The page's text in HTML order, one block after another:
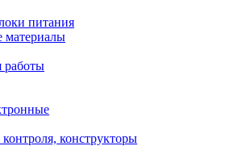
питания
материалы
работы
конструкторы